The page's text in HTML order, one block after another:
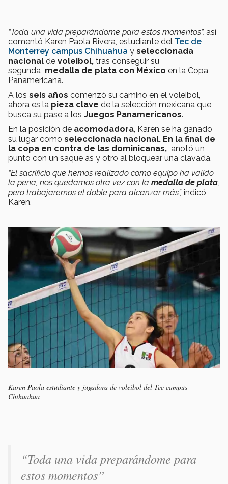
“Toda una vida preparándome para estos momentos”, así
comentó Karen Paola Rivera, estudiante del Tec de
Monterrey campus Chihuahua y seleccionada
nacional de voleibol, tras conseguir su
segunda medalla de plata con México en la Copa
Panamericana.
A los seis años comenzó su camino en el voleibol,
ahora es la pieza clave de la selección mexicana que
busca su pase a los Juegos Panamericanos.
En la posición de acomodadora , Karen se ha ganado
su lugar como seleccionada nacional. En la final de
la copa en contra de las dominicanas, anotó un
punto con un saque as y otro al bloquear una clavada.
“El sacrificio que hemos realizado como equipo ha valido
la pena, nos quedamos otra vez con la medalla de plata
pero trabajaremos el doble para alcanzar más”, indicó
Karen.
Karen Paola estudiante y jugadora de voleibol del Tec campus
Chihuahua
“Toda una vida preparándome para
estos momentos”